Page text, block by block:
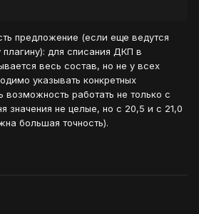
предложение (если еще ведутся
для списания ДКП в
весь состав, но не у всех
указывать конкретных
возможность работать не только с
значения не целые, но с 20,5 и с 21,0
большая точность).